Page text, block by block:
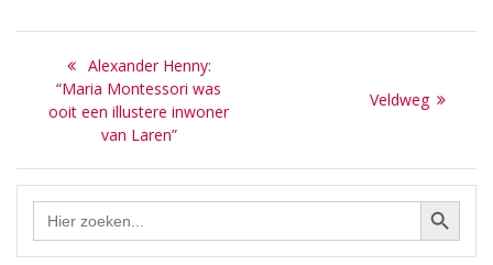
Bericht
navigatie
Previous
post:
Alexander Henny:
“Maria Montessori was
ooit een illustere inwoner
van Laren”
Next
Veldweg
Zoek Zoekknop